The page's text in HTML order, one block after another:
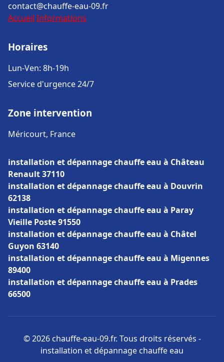
contact@chauffe-eau-09.fr
Accueil Informations
Horaires
Lun-Ven: 8h-19h
Service d'urgence 24/7
Zone intervention
Méricourt, France
installation et dépannage chauffe eau à Château
Renault 37110
installation et dépannage chauffe eau à Douvrin
62138
installation et dépannage chauffe eau à Paray
Vieille Poste 91550
installation et dépannage chauffe eau à Châtel
Guyon 63140
installation et dépannage chauffe eau à Migennes
89400
installation et dépannage chauffe eau à Prades
66500
© 2026 chauffe-eau-09.fr. Tous droits réservés -
installation et dépannage chauffe eau